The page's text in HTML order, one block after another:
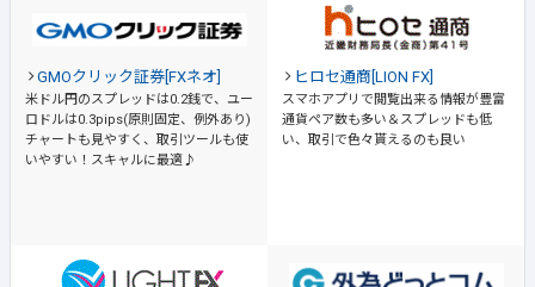
GMOクリック証券[FXネオ]
米ドル円のスプレッドは0.2銭で、ユー
ロドルは0.3pips(原則固定、例外あり)
チャートも見やすく、取引ツールも使
いやすい！スキャルに最適♪
ヒロセ通商[LION FX]
スマホアプリで閲覧出来る情報が豊富
通貨ペア数も多い＆スプレッドも低
い、取引で色々貰えるのも良い